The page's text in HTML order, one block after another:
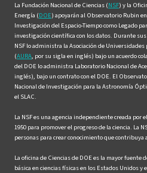
La Fundación Nacional de Ciencias (NSF) y la
Energía (DOE) apoyarán al Observatorio Rubin
Investigación del Espacio-Tiempo como Legado
investigación científica con los datos. Durante
NSF lo administra la Asociación de
(AURA, por su sigla en inglés) bajo un acuerdo
del DOE lo administra Laboratorio Nacional de
inglés), bajo un contrato con el DOE. El
Nacional de Investigación para la Astronomía
el SLAC.
La NSF es una agencia independiente creada por
1950 para promover el progreso de la ciencia. La
personas para crear conocimiento que
La oficina de Ciencias de DOE es la mayor
básica en ciencias físicas en los Estados Unidos y